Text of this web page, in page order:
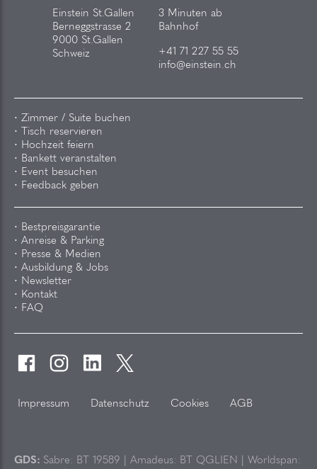
Einstein St.Gallen
Berneggstrasse 2
9000 St.Gallen
Schweiz
3 Minuten ab
Bahnhof
+41 71 227 55 55
info@einstein.ch
Zimmer / Suite buchen
Tisch reservieren
Hochzeit feiern
Bankett veranstalten
Event besuchen
Feedback geben
Bestpreisgarantie
Anreise & Parking
Presse & Medien
Ausbildung & Jobs
Newsletter
Kontakt
FAQ
Impressum Datenschutz Cookies AGB
GDS: Sabre: BT 19589 | Amadeus: BT QGLIEN | Worldspan: